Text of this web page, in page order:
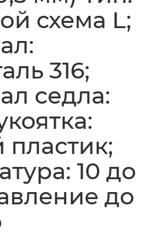
схема L;
316;
седла:
10 до
до